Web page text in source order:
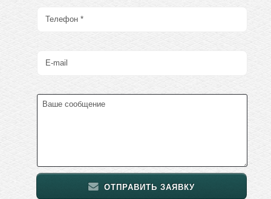
ОТПРАВИТЬ ЗАЯВКУ